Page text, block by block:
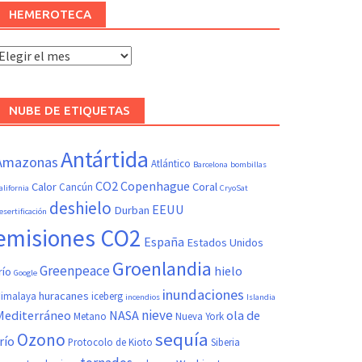
HEMEROTECA
Hemeroteca
NUBE DE ETIQUETAS
Antártida Atlántico Barcelona bombillas
Calor Cancún CO2Copenhague Coral CryoSat
deshielo Durban EEUU
CO2 España Estados Unidos
Google GreenpeaceGroenlandia hielo
huracanes iceberg incendios inundaciones Islandia
Metano NASA nieveNueva Yorkola de
Ozono Protocolo de Kioto sequía Siberia